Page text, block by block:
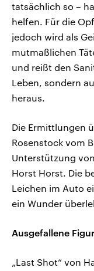
tatsächlich so –
helfen. Für die
jedoch wird als
mutmaßlichen
und reißt den
Leben, sondern
heraus.
Die Ermittlungen
Rosenstock vom
Unterstützung
Horst Horst. Die
Leichen im Auto
ein Wunder
Ausgefallene
„Last Shot“ von